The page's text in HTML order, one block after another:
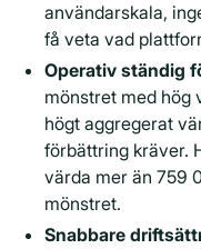
användarskala,
få veta vad
Operativ ständig
mönstret med hög
högt aggregerat
förbättring kräver.
värda mer än 759
mönstret.
Snabbare